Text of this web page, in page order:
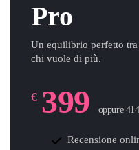
Pro
Un equilibrio perfetto
chi vuole di più.
€ 399 oppure
Recensione